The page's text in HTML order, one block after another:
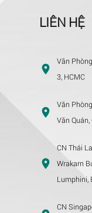
LIÊN HỆ
Văn
3, HCMC
Văn
Văn
CN Thái
Wrakarn
Lumphini,
CN